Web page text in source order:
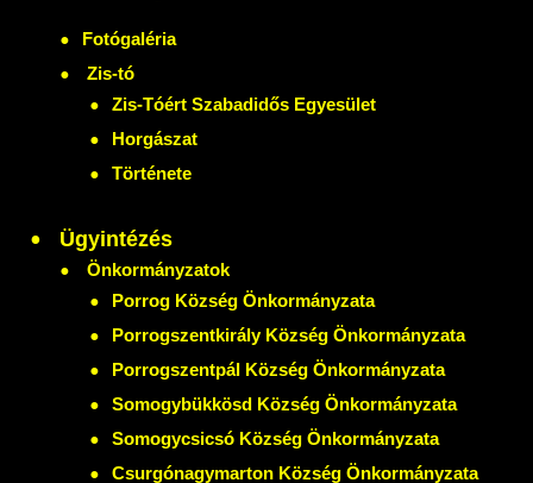
Fotógaléria
Zis-tó
Zis-Tóért Szabadidős Egyesület
Horgászat
Története
Ügyintézés
Önkormányzatok
Porrog Község Önkormányzata
Porrogszentkirály Község Önkormányzata
Porrogszentpál Község Önkormányzata
Somogybükkösd Község Önkormányzata
Somogycsicsó Község Önkormányzata
Csurgónagymarton Község Önkormányzata